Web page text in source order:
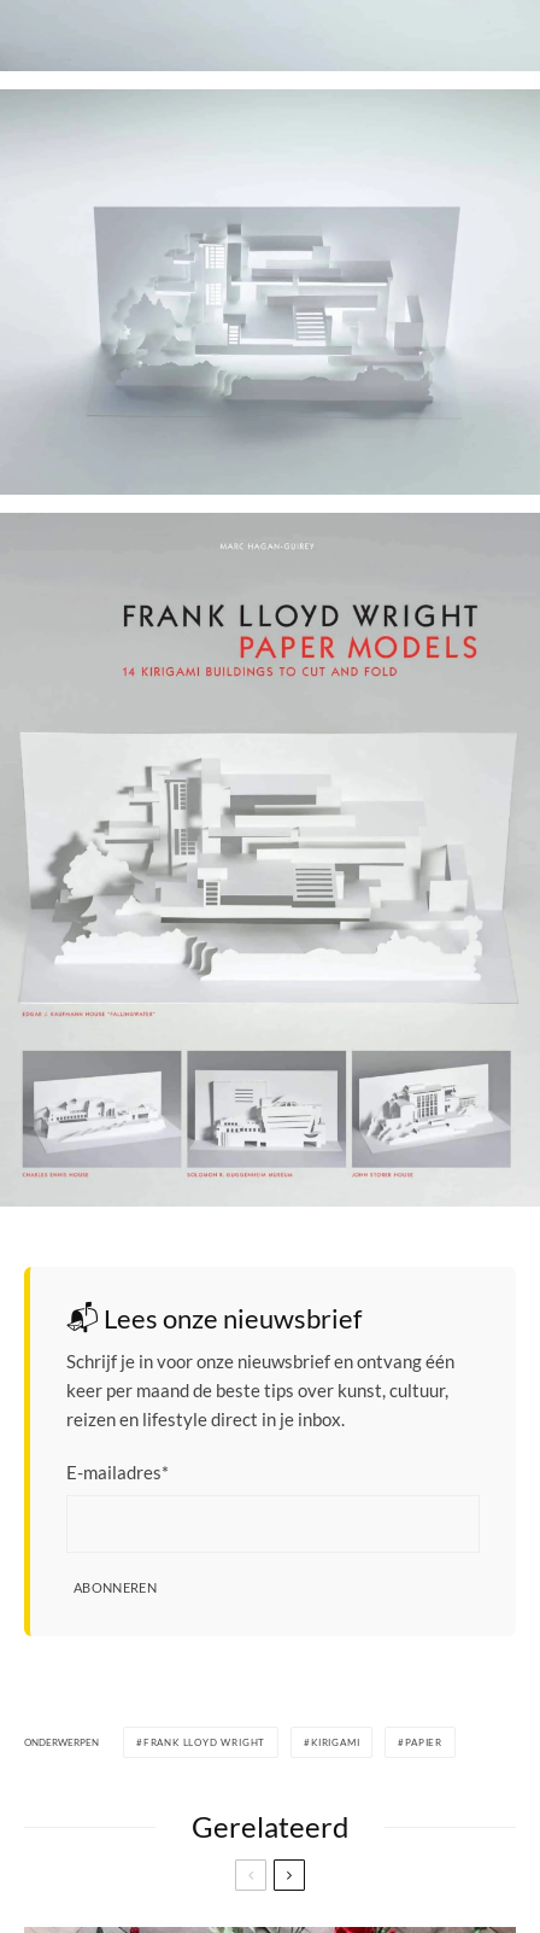
📬 Lees onze nieuwsbrief
Schrijf je in voor onze nieuwsbrief en ontvang één
keer per maand de beste tips over kunst, cultuur,
reizen en lifestyle direct in je inbox.
E-mailadres*
ABONNEREN
ONDERWERPEN FRANK LLOYD WRIGHT KIRIGAMI PAPIER
Gerelateerd